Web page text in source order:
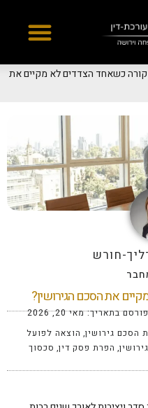
כשאחד הצדדים לא מקיים את
חורש
את הסכם הגירושין?
בתאריך:מאי 20, 2026
גירושין,הוצאה לפועל
,הפרת פסק דין,סכסוך